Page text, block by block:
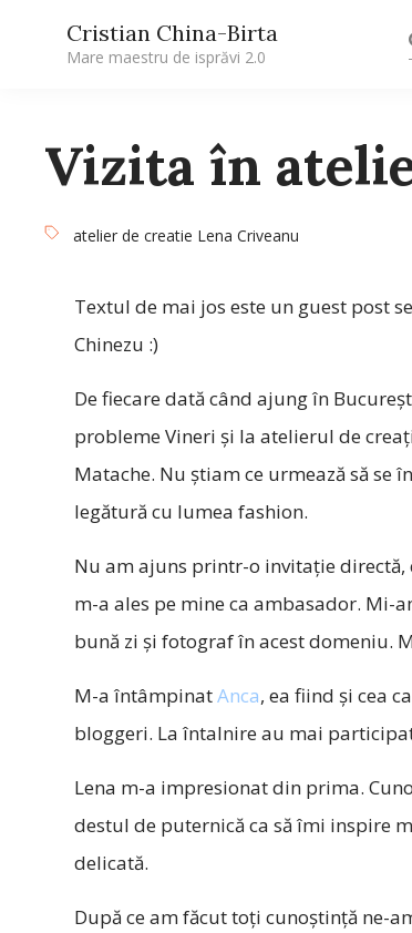
Cristian China-Birta
Mare maestru de isprăvi 2.0
Vizita în
atelier de creatie Lena Criveanu
Textul de mai jos este un guest post
Chinezu :)
De fiecare dată când ajung în
probleme Vineri și la atelierul de
Matache. Nu știam ce urmează să se
legătură cu lumea fashion.
Nu am ajuns printr-o invitație
m-a ales pe mine ca ambasador. Mi-
bună zi și fotograf în acest domeniu.
M-a întâmpinatAnca, ea fiind și cea
bloggeri. La întalnire au mai
Lena m-a impresionat din prima.
destul de puternică ca să îmi inspire
delicată.
După ce am făcut toţi cunoştinţă ne-